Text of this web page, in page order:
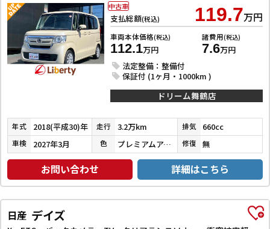
支払総額(税込) 119.7万円
車両本体価格(税込)
112.1万円
諸費用(税込)
7.6万円
法定整備：整備付
保証付 (1ヶ月・1000km )
中古車
ドリーム舞鶴店
年式 2018(平成30)年 走行 3.2万km 排気 660cc
車検 2027年3月 色 プレミアムアイボリーパール 修復 無
お問い合わせ 詳細はこちら
日産 デイズ